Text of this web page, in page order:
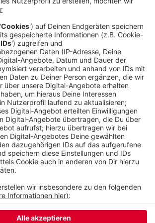
mehrerer Unternehmen zum
darunter auch die in der
der BarmeniaGothaer in
können zu einer Demo nach Köln
Menschen dem Aufruf folgen
Gewerkschaft nicht.
28.05.2025 09:14